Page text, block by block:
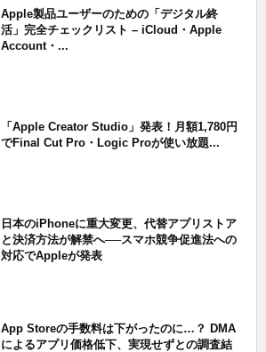
Apple製品ユーザーのための「デジタル終
活」完全チェックリスト – iCloud・Apple
Account・...
「Apple Creator Studio」発表！月額1,780円
でFinal Cut Pro・Logic Proが使い放題...
日本のiPhoneに重大変更、代替アプリストア
と決済方法が解禁へ──スマホ競争促進法への
対応でAppleが発表
App Storeの手数料は下がったのに…？ DMA
によるアプリ価格低下、実現せずとの調査結